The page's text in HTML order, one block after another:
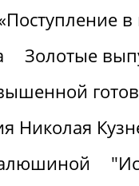
Золотые
Николая